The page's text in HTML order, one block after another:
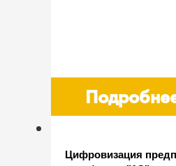
Цифровизация